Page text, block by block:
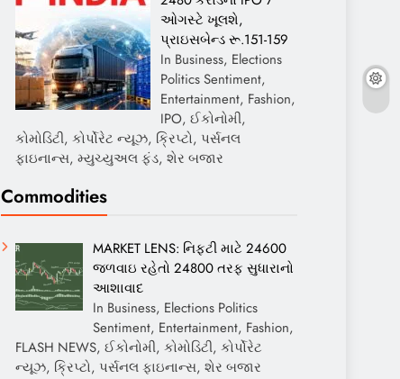
ઓગસ્ટે ખૂલશે,
પ્રાઇસબેન્ડ રૂ.151-159
In Business, Elections
Politics Sentiment,
Entertainment, Fashion,
IPO, ઈકોનોમી,
કોમોડિટી, કોર્પોરેટ ન્યૂઝ, ક્રિપ્ટો, પર્સનલ
ફાઇનાન્સ, મ્યુચ્યુઅલ ફંડ, શેર બજાર
Commodities
MARKET LENS: નિફ્ટી માટે 24600
જળવાઇ રહેતો 24800 તરફ સુધારાનો
આશાવાદ
In Business, Elections Politics
Sentiment, Entertainment, Fashion,
FLASH NEWS, ઈકોનોમી, કોમોડિટી, કોર્પોરેટ
ન્યૂઝ, ક્રિપ્ટો, પર્સનલ ફાઇનાન્સ, શેર બજાર